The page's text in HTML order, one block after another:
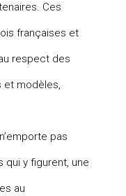
Ces
françaises et
respect des
et modèles,
pas
qui y figurent, une
au